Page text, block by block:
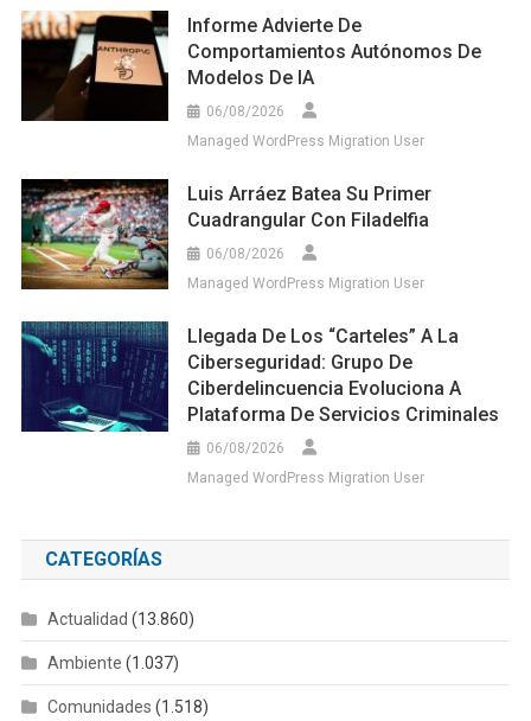
Informe Advierte De
Comportamientos Autónomos De
Modelos De IA
06/08/2026
Managed WordPress Migration User
Luis Arráez Batea Su Primer
Cuadrangular Con Filadelfia
06/08/2026
Managed WordPress Migration User
Llegada De Los “carteles” A La
Ciberseguridad: Grupo De
Ciberdelincuencia Evoluciona A
Plataforma De Servicios Criminales
06/08/2026
Managed WordPress Migration User
CATEGORÍAS
Actualidad (13.860)
Ambiente (1.037)
Comunidades (1.518)